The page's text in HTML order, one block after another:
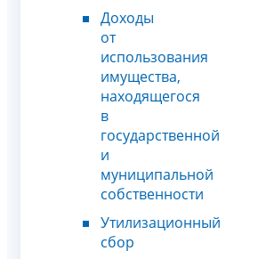
Доходы
от
использования
имущества,
находящегося
в
государственной
и
муниципальной
собственности
Утилизационный
сбор